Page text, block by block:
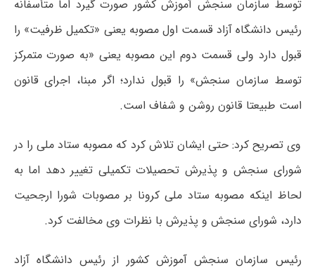
توسط سازمان سنجش آموزش کشور صورت گیرد اما متأسفانه
رئیس دانشگاه آزاد قسمت اول مصوبه یعنی «تکمیل ظرفیت» را
قبول دارد ولی قسمت دوم این مصوبه یعنی «به صورت متمرکز
توسط سازمان سنجش» را قبول ندارد؛ اگر مبنا، اجرای قانون
است طبیعتا قانون روشن و شفاف است.
وی تصریح کرد: حتی ایشان تلاش کرد که مصوبه ستاد ملی را در
شورای سنجش و پذیرش تحصیلات تکمیلی تغییر دهد اما به
لحاظ اینکه مصوبه ستاد ملی کرونا بر مصوبات شورا ارجحیت
دارد، شورای سنجش و پذیرش با نظرات وی مخالفت کرد.
رئیس سازمان سنجش آموزش کشور از رئیس دانشگاه آزاد